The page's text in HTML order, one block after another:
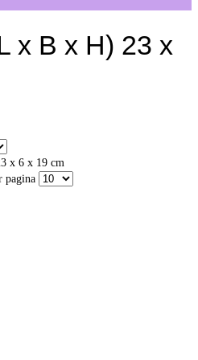
x B x H) 23 x
x 6 x 19 cm
pagina